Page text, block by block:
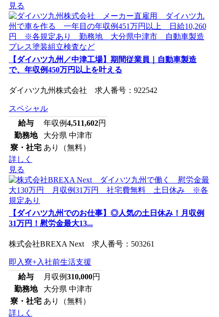
見る
【ダイハツ九州／中津工場】期間従業員｜自動車製造
で、年収例450万円以上を叶える
ダイハツ九州株式会社 求人番号：922542
スペシャル
給与
年収例4,511,602円
勤務地
大分県 中津市
寮・社宅 あり（無料）
詳しく
見る
【ダイハツ九州でのお仕事】◎人気の土日休み！月収例
31万円！慰労金最大13...
株式会社BREXA Next 求人番号：503261
即入寮+入社前生活支援
給与
月収例310,000円
勤務地
大分県 中津市
寮・社宅 あり（無料）
詳しく